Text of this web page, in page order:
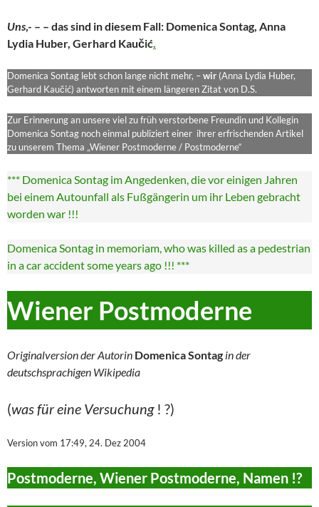
Uns,- – – das sind in diesem Fall: Domenica Sontag, Anna
Lydia Huber, Gerhard Kaučić.
Domenica Sontag lebt schon lange nicht mehr, –wir (Anna Lydia Huber,
Gerhard Kaučić) antworten mit einem längeren Zitat von D.S.
Zur Erinnerung an unsere viel zu früh verstorbene Freundin und Kollegin
Domenica Sontag noch einmal publiziert einer ihrer erfrischenden Artikel
zu unserem Thema „Wiener Postmoderne / Postmoderne“
*** Domenica Sontag im Angedenken, die vor einigen Jahren
bei einem Autounfall als Fußgängerin um ihr Leben gebracht
worden war !!!
Domenica Sontag in memoriam, who was killed as a pedestrian
in a car accident some years ago !!! ***
Wiener Postmoderne
Originalversion der Autorin Domenica Sontag in der
deutschsprachigen Wikipedia
(was für eine Versuchung! ?)
Version vom 17:49, 24. Dez 2004
Postmoderne, Wiener Postmoderne, Namen !?